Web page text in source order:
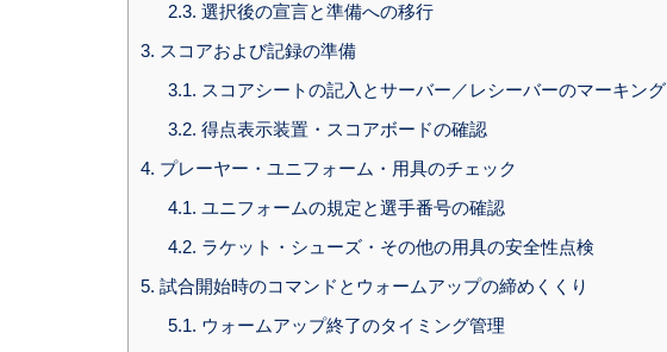
2.3. 選択後の宣言と準備への移行
3. スコアおよび記録の準備
3.1. スコアシートの記入とサーバー／レシーバーのマーキング
3.2. 得点表示装置・スコアボードの確認
4. プレーヤー・ユニフォーム・用具のチェック
4.1. ユニフォームの規定と選手番号の確認
4.2. ラケット・シューズ・その他の用具の安全性点検
5. 試合開始時のコマンドとウォームアップの締めくくり
5.1. ウォームアップ終了のタイミング管理